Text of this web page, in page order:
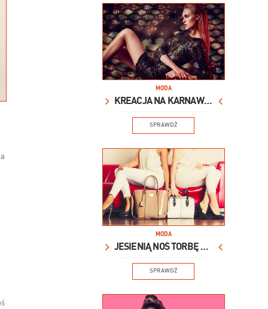
MODA
KREACJA NA KARNAWAŁ
SPRAWDŹ
MODA
JESIENIĄ NOŚ TORBĘ XXL
SPRAWDŹ